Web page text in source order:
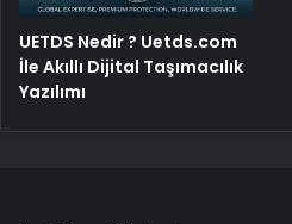
UETDS Nedir ? Uetds.com
İle Akıllı Dijital Taşımacılık
Yazılımı